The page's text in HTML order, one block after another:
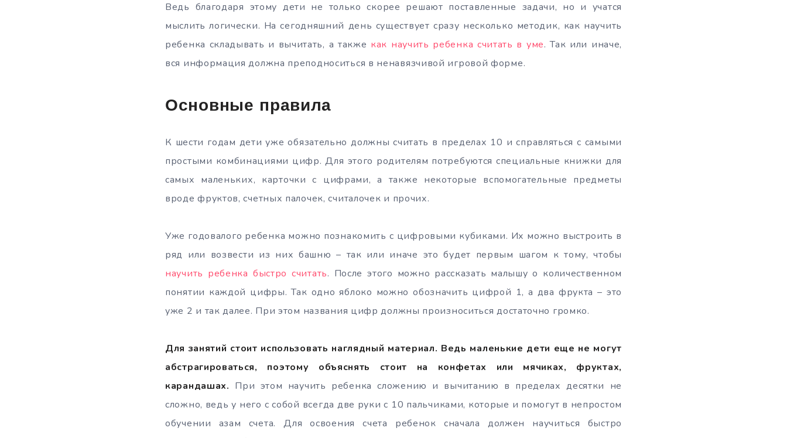
Ведь благодаря этому дети не только скорее решают поставленные задачи, но и учатся
мыслить логически. На сегодняшний день существует сразу несколько методик, как научить
ребенка складывать и вычитать, а также как научить ребенка считать в уме. Так или иначе,
вся информация должна преподноситься в ненавязчивой игровой форме.
Основные правила
К шести годам дети уже обязательно должны считать в пределах 10 и справляться с самыми
простыми комбинациями цифр. Для этого родителям потребуются специальные книжки для
самых маленьких, карточки с цифрами, а также некоторые вспомогательные предметы
вроде фруктов, счетных палочек, считалочек и прочих.
Уже годовалого ребенка можно познакомить с цифровыми кубиками. Их можно выстроить в
ряд или возвести из них башню – так или иначе это будет первым шагом к тому, чтобы
научить ребенка быстро считать. После этого можно рассказать малышу о количественном
понятии каждой цифры. Так одно яблоко можно обозначить цифрой 1, а два фрукта – это
уже 2 и так далее. При этом названия цифр должны произноситься достаточно громко.
Для занятий стоит использовать наглядный материал. Ведь маленькие дети еще не могут
абстрагироваться, поэтому объяснять стоит на конфетах или мячиках, фруктах,
карандашах. При этом научить ребенка сложению и вычитанию в пределах десятки не
сложно, ведь у него с собой всегда две руки с 10 пальчиками, которые и помогут в непростом
обучении азам счета. Для освоения счета ребенок сначала должен научиться быстро